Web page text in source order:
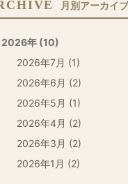
月別アーカイブ
2026年 (10)
2026年7月 (1)
2026年6月 (2)
2026年5月 (1)
2026年4月 (2)
2026年3月 (2)
2026年1月 (2)